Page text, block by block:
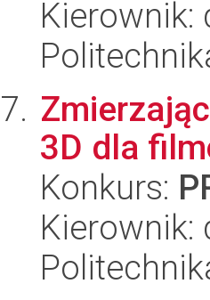
Kierownik:
3D dla
Konkurs:
Kierownik: